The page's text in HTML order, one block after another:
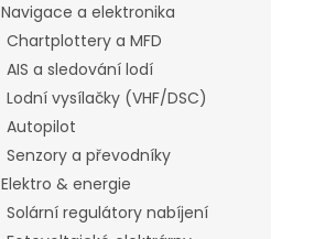
Navigace a elektronika
Chartplottery a MFD
AIS a sledování lodí
Lodní vysílačky (VHF/DSC)
Autopilot
Senzory a převodníky
Elektro & energie
Solární regulátory nabíjení